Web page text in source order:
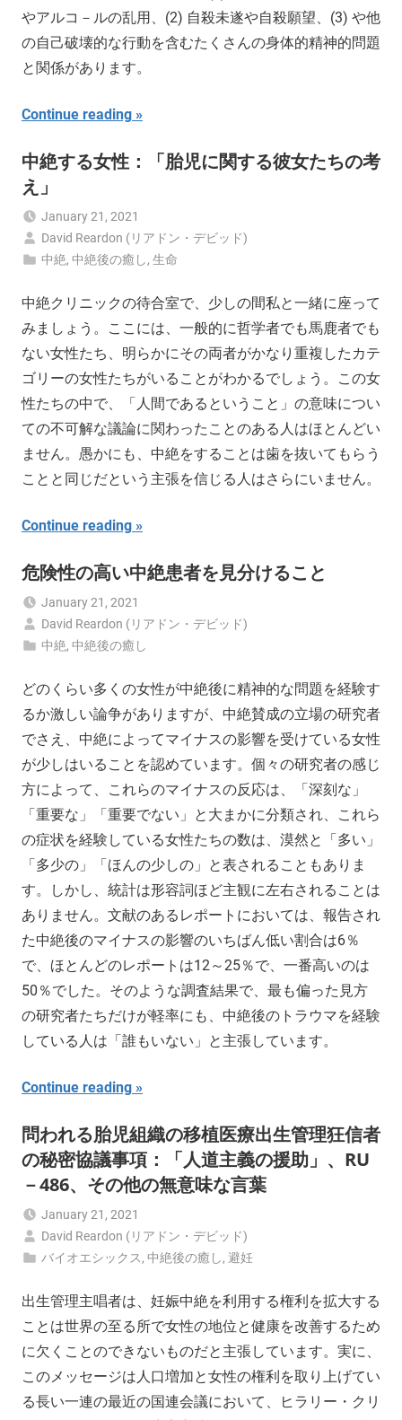
やアルコ－ルの乱用、(2) 自殺未遂や自殺願望、(3) や他
の自己破壊的な行動を含むたくさんの身体的精神的問題
と関係があります。
Continue reading
中絶する女性：「胎児に関する彼女たちの考
え」
January 21, 2021
David Reardon (リアドン・デビッド)
中絶,中絶後の癒し,生命
中絶クリニックの待合室で、少しの間私と一緒に座って
みましょう。ここには、一般的に哲学者でも馬鹿者でも
ない女性たち、明らかにその両者がかなり重複したカテ
ゴリーの女性たちがいることがわかるでしょう。この女
性たちの中で、「人間であるということ」の意味につい
ての不可解な議論に関わったことのある人はほとんどい
ません。愚かにも、中絶をすることは歯を抜いてもらう
ことと同じだという主張を信じる人はさらにいません。
Continue reading
危険性の高い中絶患者を見分けること
January 21, 2021
David Reardon (リアドン・デビッド)
中絶,中絶後の癒し
どのくらい多くの女性が中絶後に精神的な問題を経験す
るか激しい論争がありますが、中絶賛成の立場の研究者
でさえ、中絶によってマイナスの影響を受けている女性
が少しはいることを認めています。個々の研究者の感じ
方によって、これらのマイナスの反応は、「深刻な」
「重要な」「重要でない」と大まかに分類され、これら
の症状を経験している女性たちの数は、漠然と「多い」
「多少の」「ほんの少しの」と表されることもありま
す。しかし、統計は形容詞ほど主観に左右されることは
ありません。文献のあるレポートにおいては、報告され
た中絶後のマイナスの影響のいちばん低い割合は6％
で、ほとんどのレポートは12～25％で、一番高いのは
50％でした。そのような調査結果で、最も偏った見方
の研究者たちだけが軽率にも、中絶後のトラウマを経験
している人は「誰もいない」と主張しています。
Continue reading
問われる胎児組織の移植医療出生管理狂信者
の秘密協議事項：「人道主義の援助」、RU
－486、その他の無意味な言葉
January 21, 2021
David Reardon (リアドン・デビッド)
バイオエシックス,中絶後の癒し, 避妊
出生管理主唱者は、妊娠中絶を利用する権利を拡大する
ことは世界の至る所で女性の地位と健康を改善するため
に欠くことのできないものだと主張しています。実に、
このメッセージは人口増加と女性の権利を取り上げてい
る長い一連の最近の国連会議において、ヒラリー・クリ